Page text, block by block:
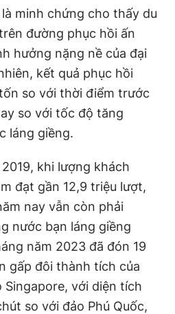
minh chứng cho thấy du
đường phục hồi ấn
hưởng nặng nề của đại
kết quả phục hồi
so với thời điểm trước
so với tốc độ tăng
láng giềng.
khi lượng khách
đạt gần 12,9 triệu lượt,
nay vẫn còn phải
nước bạn láng giềng
năm 2023 đã đón 19
gấp đôi thành tích của
Singapore, với diện tích
so với đảo Phú Quốc,